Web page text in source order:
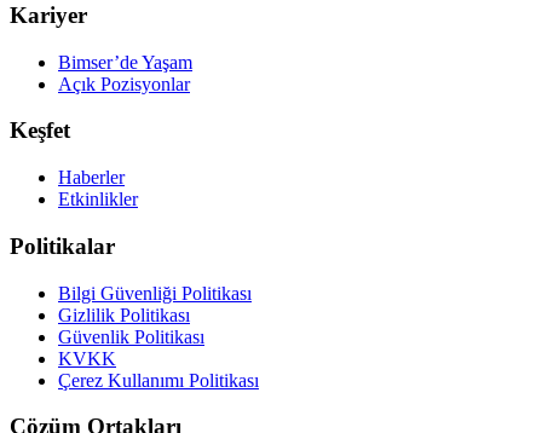
Kariyer
Bimser’de Yaşam
Açık Pozisyonlar
Keşfet
Haberler
Etkinlikler
Politikalar
Bilgi Güvenliği Politikası
Gizlilik Politikası
Güvenlik Politikası
KVKK
Çerez Kullanımı Politikası
Çözüm Ortakları